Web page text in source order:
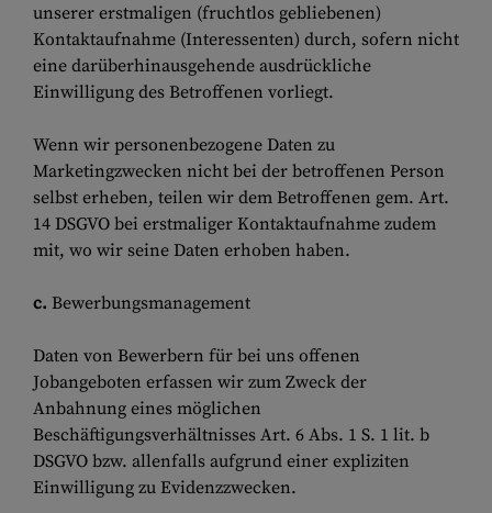
unserer erstmaligen (fruchtlos gebliebenen)
Kontaktaufnahme (Interessenten) durch, sofern nicht
eine darüberhinausgehende ausdrückliche
Einwilligung des Betroffenen vorliegt.
Wenn wir personenbezogene Daten zu
Marketingzwecken nicht bei der betroffenen Person
selbst erheben, teilen wir dem Betroffenen gem. Art.
14 DSGVO bei erstmaliger Kontaktaufnahme zudem
mit, wo wir seine Daten erhoben haben.
c. Bewerbungsmanagement
Daten von Bewerbern für bei uns offenen
Jobangeboten erfassen wir zum Zweck der
Anbahnung eines möglichen
Beschäftigungsverhältnisses Art. 6 Abs. 1 S. 1 lit. b
DSGVO bzw. allenfalls aufgrund einer expliziten
Einwilligung zu Evidenzzwecken.